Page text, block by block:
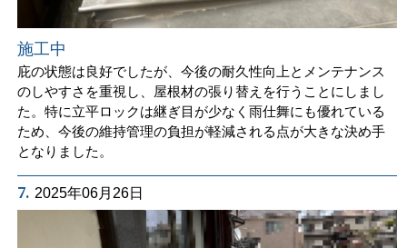
施工中
庇の状態は良好でしたが、今後の耐久性向上とメンテナンス
のしやすさを重視し、屋根材の張り替えを行うことにしまし
た。特に立平ロックは継ぎ目が少なく雨仕舞にも優れている
ため、今後の維持管理の負担が軽減される点が大きな決め手
となりました。
7. 2025年06月26日